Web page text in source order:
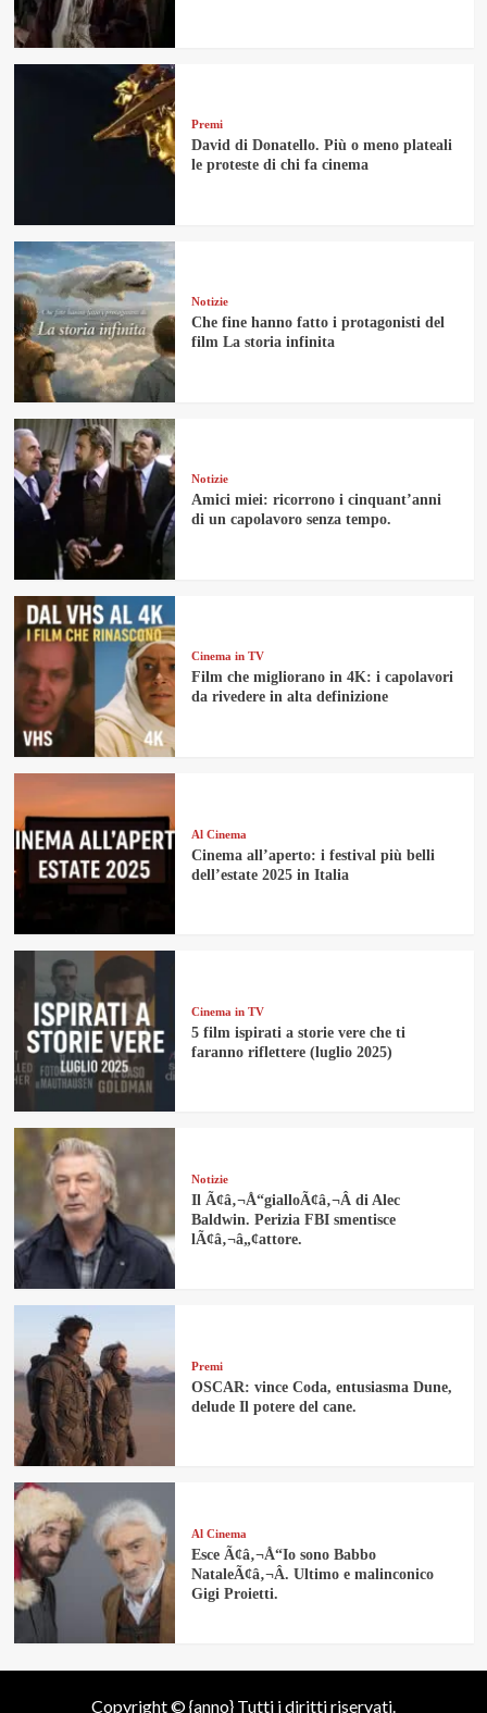
Premi
David di Donatello. Più o meno plateali
le proteste di chi fa cinema
Notizie
Che fine hanno fatto i protagonisti del
film La storia infinita
Notizie
Amici miei: ricorrono i cinquant’anni
di un capolavoro senza tempo.
Cinema in TV
Film che migliorano in 4K: i capolavori
da rivedere in alta definizione
Al Cinema
Cinema all’aperto: i festival più belli
dell’estate 2025 in Italia
Cinema in TV
5 film ispirati a storie vere che ti
faranno riflettere (luglio 2025)
Notizie
Il Ã¢â‚¬Å“gialloÃ¢â‚¬Â di Alec
Baldwin. Perizia FBI smentisce
lÃ¢â‚¬â„¢attore.
Premi
OSCAR: vince Coda, entusiasma Dune,
delude Il potere del cane.
Al Cinema
Esce Ã¢â‚¬Å“Io sono Babbo
NataleÃ¢â‚¬Â. Ultimo e malinconico
Gigi Proietti.
Copyright © {anno} Tutti i diritti riservati.